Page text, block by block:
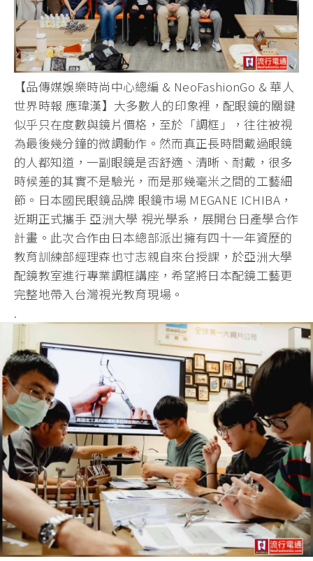
【品傳媒娛樂時尚中心總編 & NeoFashionGo & 華人
世界時報 應瑋漢】大多數人的印象裡，配眼鏡的關鍵
似乎只在度數與鏡片價格，至於「調框」，往往被視
為最後幾分鐘的微調動作。然而真正長時間戴過眼鏡
的人都知道，一副眼鏡是否舒適、清晰、耐戴，很多
時候差的其實不是驗光，而是那幾毫米之間的工藝細
節。日本國民眼鏡品牌 眼鏡市場 MEGANE ICHIBA，
近期正式攜手 亞洲大學 視光學系，展開台日產學合作
計畫。此次合作由日本總部派出擁有四十一年資歷的
教育訓練部經理森也寸志親自來台授課，於亞洲大學
配鏡教室進行專業調框講座，希望將日本配鏡工藝更
完整地帶入台灣視光教育現場。
.